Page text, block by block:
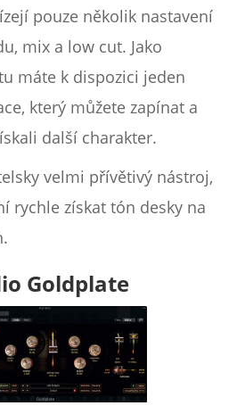
pouze několik nastavení
mix a low cut. Jako
máte k dispozici jeden
který můžete zapínat a
další charakter.
velmi přívětivý nástroj,
rychle získat tón desky na
Goldplate